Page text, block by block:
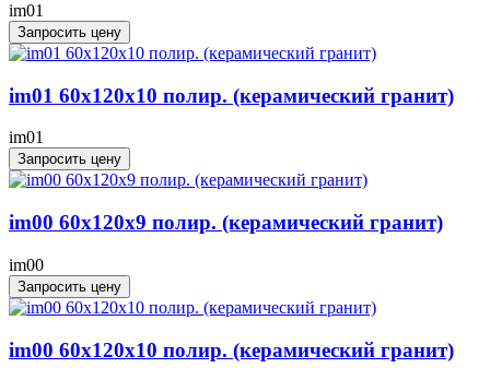
im01
Запросить цену
im01 60x120x10 полир. (керамический гранит)
im01
Запросить цену
im00 60x120x9 полир. (керамический гранит)
im00
Запросить цену
im00 60x120x10 полир. (керамический гранит)